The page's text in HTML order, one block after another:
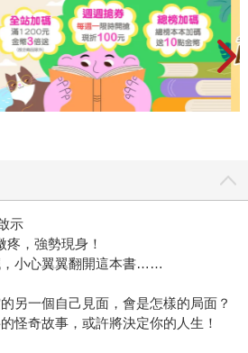
示
，強勢現身！
小心翼翼翻開這本書……
另一個自己見面，會是怎樣的局面？
怪奇故事，或許將決定你的人生！